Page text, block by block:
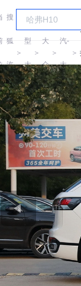
:
搜
狐
汽
车
＞
车
型
大
全
＞
大
众
＞
汽-
大
众
＞